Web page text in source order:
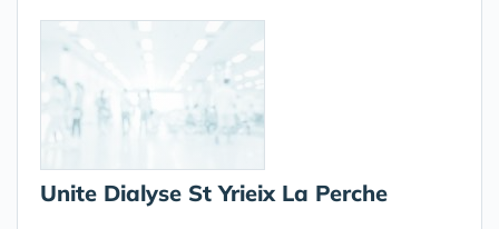
Unite Dialyse St Yrieix La Perche